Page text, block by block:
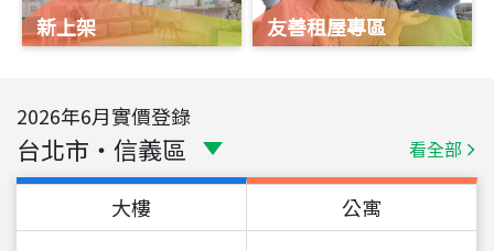
新上架 友善租屋專區
2026年6月實價登錄
台北市 ・ 信義區 看全部
大樓 公寓